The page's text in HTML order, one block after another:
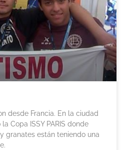
desde Francia. En la ciudad
Copa ISSY PARIS donde
granates están teniendo una